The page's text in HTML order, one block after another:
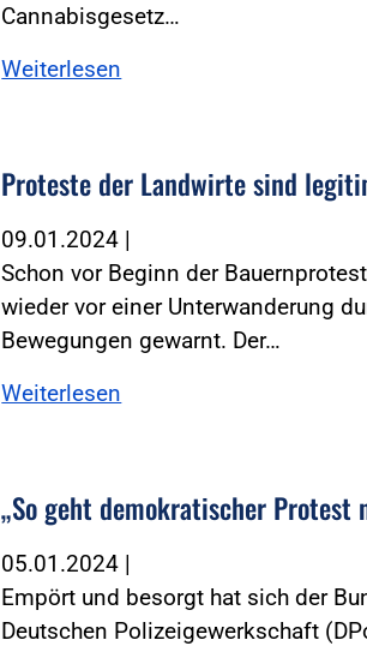
Cannabisgesetz…
Weiterlesen
Proteste der Landwirte sind
09.01.2024 |
Schon vor Beginn der
wieder vor einer Unterwanderung
Bewegungen gewarnt. Der…
Weiterlesen
„So geht demokratischer Protest
05.01.2024 |
Empört und besorgt hat sich der
Deutschen Polizeigewerkschaft